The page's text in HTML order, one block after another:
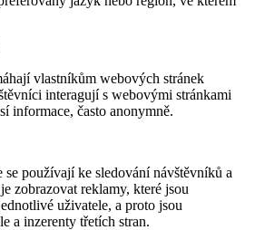
vlastníkům webových stránek
interagují s webovými stránkami
informace, často anonymně.
používají ke sledování návštěvníků a
zobrazovat reklamy, které jsou
uživatele, a proto jsou
a inzerenty třetích stran.